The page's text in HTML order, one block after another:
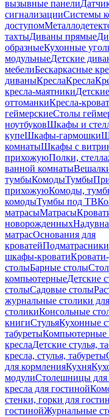
вызывные панели
сигнализацииСистемы
доступом
тахтыДиваны прямые
образныеКухонные
модульныеДетские
мебелиБескаркасные
диваныКреслаКресла
кресла-маятники
оттоманкиКресла-
геймерскиеСтолы
ноутбуковШкафы и
купеШкафы-гармошки
комнатыШкафы с
прихожуюПолки,
ванной комнаты
тумбыКомодыТумбы
прихожуюКомоды,
комодыТумбы под ТВ
матрасыМатрасы
новорожденных
матрасОснования для
кроватейПодматрасники
шкафы-кровати
столыБарные столы
компьютерныеДетские
столыСадовые столы
журнальные столики
столикиКонсольные
книгиСтульяКухонные
табуретыКомпьютерные
креслаДетские стулья,
кресла, стулья, табуреты
для кормленияКухня
модулиСтолешницы для
кресла для гостиной
стенки, горки для
гостинойЖурнальные